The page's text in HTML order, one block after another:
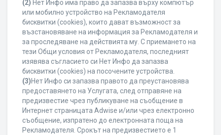
(2) Нет Инфо има право да запазва върху компютър
или мобилно устройство на Рекламодателя
бисквитки (cookies), които дават възможност за
възстановяване на информация за Рекламодателя и
за проследяване на действията му. С приемането на
тези Общи условия от Рекламодателя, последният
изявява съгласието си Нет Инфо да запазва
бисквитки (cookies) на посочените устройства.
(3)Нет Инфо си запазва правото да преустановява
предоставянето на Услугата, след отправяне на
предизвестие чрез публикуване на съобщение в
Интернет страницата Adwise и/или чрез електронно
съобщение, изпратено до електронната поща на
Рекламодателя. Срокът на предизвестието е 1